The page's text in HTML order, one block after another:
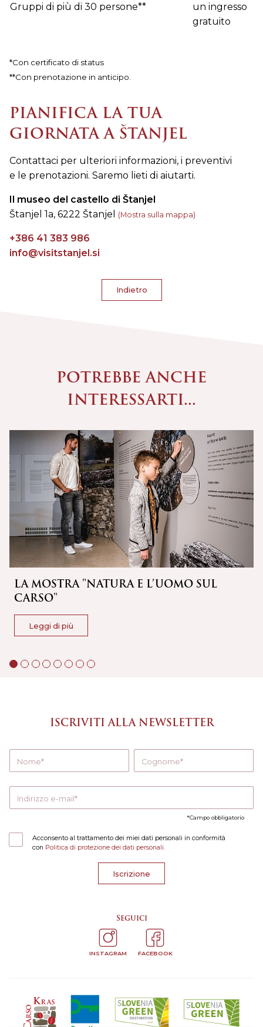
Gruppi di più di 30 persone**
un ingresso
gratuito
*Con certificato di status
**Con prenotazione in anticipo.
PIANIFICA LA TUA
GIORNATA A ŠTANJEL
Contattaci per ulteriori informazioni, i preventivi
e le prenotazioni. Saremo lieti di aiutarti.
Il museo del castello di Štanjel
Štanjel 1a, 6222 Štanjel
(Mostra sulla mappa)
+386 41 383 986
info@visitstanjel.si
Indietro
POTREBBE ANCHE
INTERESSARTI...
LA MOSTRA "NATURA E L’UOMO SUL
CARSO"
Leggi di più
ISCRIVITI ALLA NEWSLETTER
Nome Cognome
Indirizzo e-mail
Campo obbligatorio
Acconsento al trattamento dei miei dati personali in conformità
con Politica di protezione dei dati personali.
Iscrizione
Seguici
INSTAGRAM FACEBOOK